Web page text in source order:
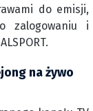
do emisji,
zalogowaniu i
na żywo